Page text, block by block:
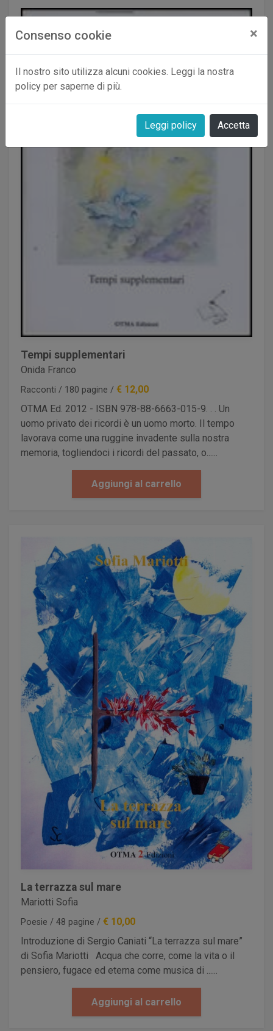
Consenso cookie ×
Il nostro sito utilizza alcuni cookies. Leggi la nostra
policy per saperne di più.
Leggi policy Accetta
Tempi supplementari
Onida Franco
Racconti / 180 pagine /€ 12,00
OTMA Ed. 2012 - ISBN 978-88-6663-015-9. . . Un
uomo privato dei ricordi è un uomo morto. Il tempo
lavorava come una ruggine invadente sulla nostra
memoria, togliendoci i ricordi del passato, o......
Aggiungi al carrello
La terrazza sul mare
Mariotti Sofia
Poesie / 48 pagine /€ 10,00
Introduzione di Sergio Caniati “La terrazza sul mare”
di Sofia Mariotti Acqua che corre, come la vita o il
pensiero, fugace ed eterna come musica di ......
Aggiungi al carrello